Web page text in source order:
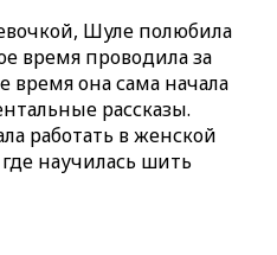
Шуле полюбила
время проводила за
время она сама начала
рассказы.
работать в женской
научилась шить